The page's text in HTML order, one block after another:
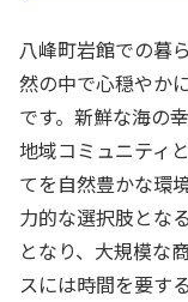
八峰町岩館での暮
然の中で心穏やか
です。新鮮な海の
地域コミュニティ
てを自然豊かな環
力的な選択肢とな
となり、大規模な
スには時間を要す